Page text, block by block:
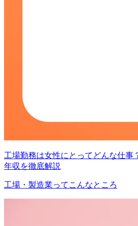
工場勤務は女性にとってどんな仕事
年収を徹底解説
工場・製造業ってこんなところ